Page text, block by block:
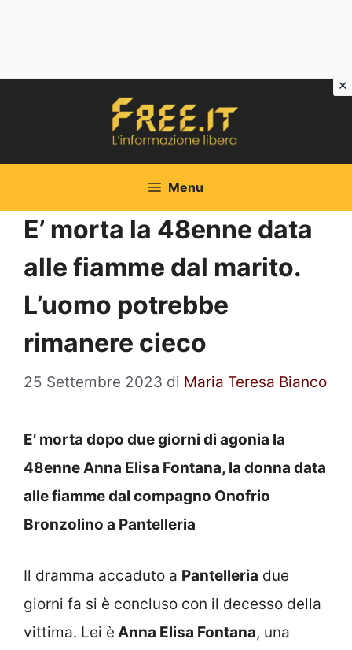
Menu
E’ morta la 48enne data
alle fiamme dal marito.
L’uomo potrebbe
rimanere cieco
25 Settembre 2023 di Maria Teresa Bianco
E’ morta dopo due giorni di agonia la
48enne Anna Elisa Fontana, la donna data
alle fiamme dal compagno Onofrio
Bronzolino a Pantelleria
Il dramma accaduto a Pantelleria due
giorni fa si è concluso con il decesso della
vittima. Lei è Anna Elisa Fontana, una